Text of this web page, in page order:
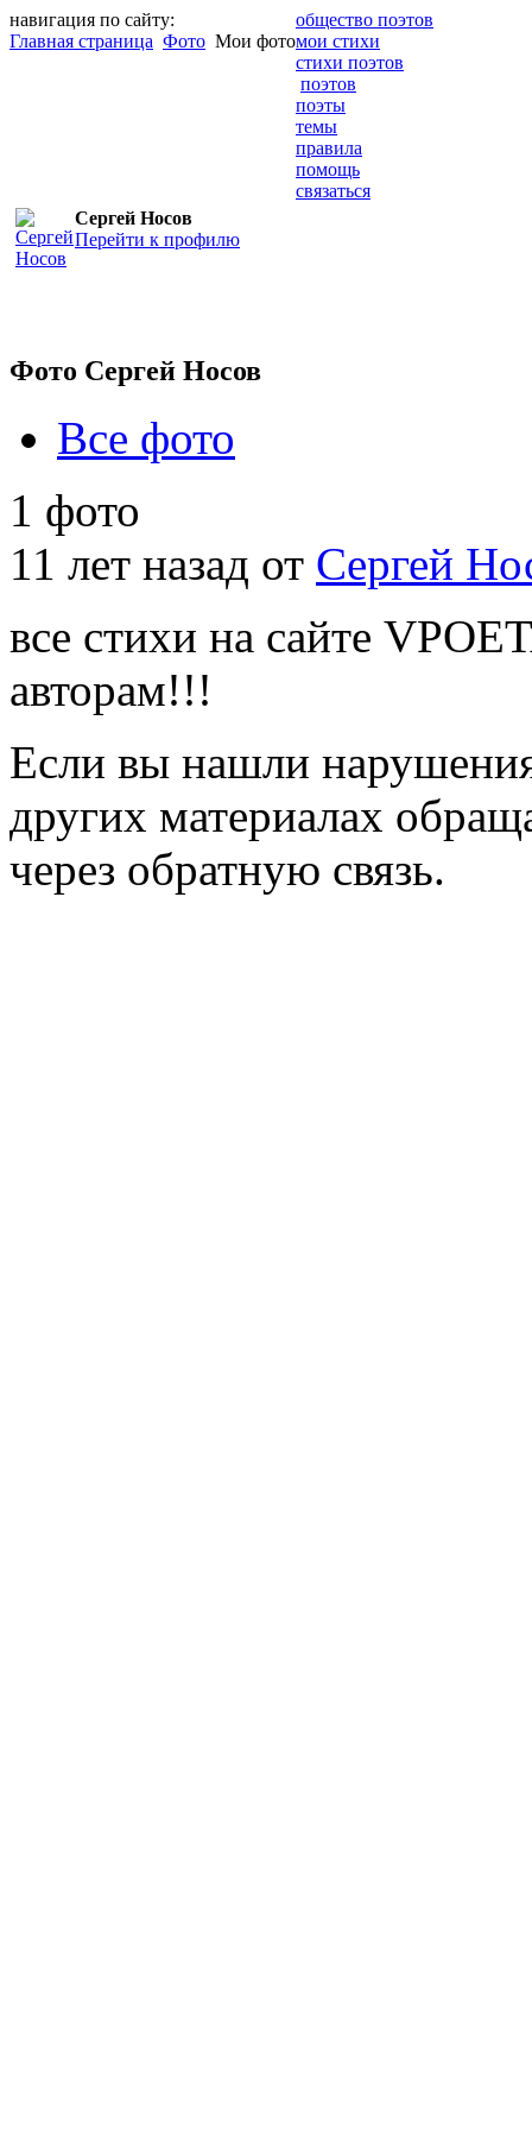
навигация по сайту:
Главная страница Фото Мои фото
общество поэтов
мои стихи
стихи поэтов
поэтов
поэты
темы
правила
помощь
связаться
Сергей Носов
Перейти к профилю
Фото Сергей Носов
Все фото
1 фото
11 лет назад от Сергей
все стихи на сайте
авторам!!!
Если вы нашли
других материалах
через обратную связь.